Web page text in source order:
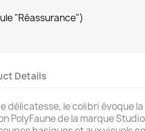
"Réassurance")
Details
délicatesse, le colibri évoque
PolyFaune de la marque